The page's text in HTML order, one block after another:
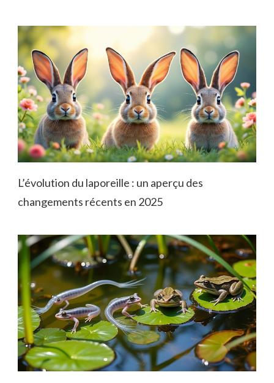
L’évolution du laporeille : un aperçu des
changements récents en 2025